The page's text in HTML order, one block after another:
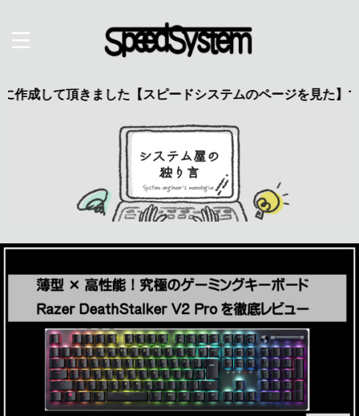
した【スピードシステムのページを見た】で特典あり 興